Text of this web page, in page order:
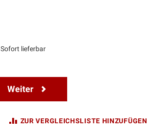
Sofort lieferbar
Weiter
ZUR VERGLEICHSLISTE HINZUFÜGEN